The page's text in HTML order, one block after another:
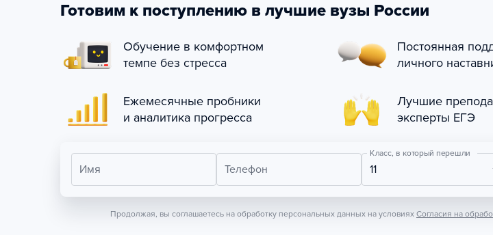
Готовим к поступлению в лучшие вузы России
Обучение в комфортном
темпе без стресса
Постоянная
личного
Ежемесячные пробники
и аналитика прогресса
Лучшие
эксперты ЕГЭ
Имя Телефон
Класс, в который перешли
11
Продолжая, вы соглашаетесь на обработку персональных данных на условиях Согласия на